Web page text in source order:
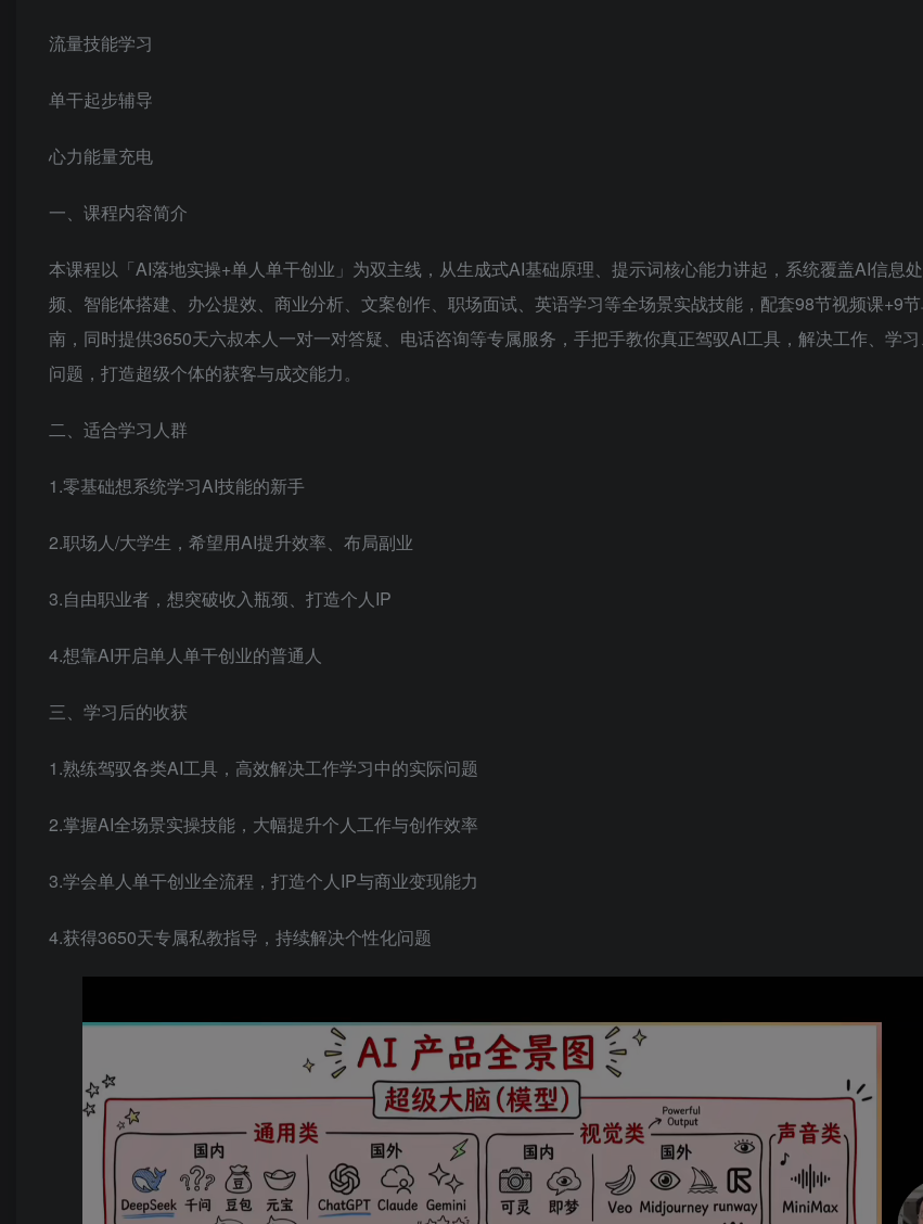
流量技能学习
单干起步辅导
心力能量充电
一、课程内容简介
本课程以「AI落地实操+单人单干创业」为双主线，从生成式AI基础原理、提示词核心能力讲起，系统覆盖AI信息
频、智能体搭建、办公提效、商业分析、文案创作、职场面试、英语学习等全场景实战技能，配套98节视频课+9
南，同时提供3650天六叔本人一对一对答疑、电话咨询等专属服务，手把手教你真正驾驭AI工具，解决工作、学
问题，打造超级个体的获客与成交能力。
二、适合学习人群
1.零基础想系统学习AI技能的新手
2.职场人/大学生，希望用AI提升效率、布局副业
3.自由职业者，想突破收入瓶颈、打造个人IP
4.想靠AI开启单人单干创业的普通人
三、学习后的收获
1.熟练驾驭各类AI工具，高效解决工作学习中的实际问题
2.掌握AI全场景实操技能，大幅提升个人工作与创作效率
3.学会单人单干创业全流程，打造个人IP与商业变现能力
4.获得3650天专属私教指导，持续解决个性化问题